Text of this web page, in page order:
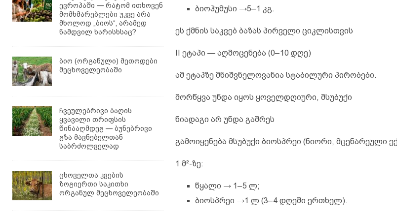
ბიოჰუმუსი →5–1 კგ.
ეს ქმნის საკვებ ბაზას პირველი ციკლისთვის
II ეტაპი — აღმოცენება (0–10 დღე)
ამ ეტაპზე მნიშვნელოვანია სტაბილური პირობები.
მორწყვა უნდა იყოს ყოველდღიური, მსუბუქი
ნიადაგი არ უნდა გაშრეს
გამოიყენება მსუბუქი ბიოსპრეი (ნიორი, მცენარეული
1 მ²-ზე:
წყალი → 1–5 ლ;
ბიოსპრეი →1 ლ (3–4 დღეში ერთხელ).
ევროპაში — რატომ ითხოვენ
მომხმარებლები უკვე არა
მხოლოდ „ბიოს“, არამედ
ნამდვილ ხარისხსაც?
ბიო (ორგანული) მეთოდები
მეცხოველეობაში
ჩვეულებრივი ბაღის
ყვავილი თრიფსის
წინააღმდეგ — ბუნებრივი
გზა მავნებელთან
საბრძოლველად
ცხოველთა კვების
ზოგიერთი საკითხი
ორგანულ მეცხოველეობაში